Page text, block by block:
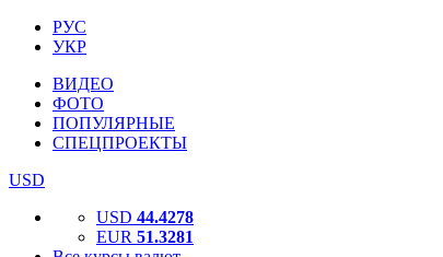
РУС
УКР
ВИДЕО
ФОТО
ПОПУЛЯРНЫЕ
СПЕЦПРОЕКТЫ
USD
USD 44.4278
EUR 51.3281